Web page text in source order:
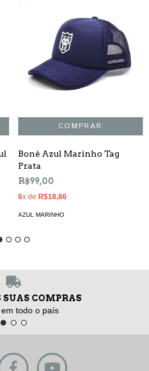
Boné Azul Marinho Tag
Prata
R$99,00
6x de R$18,86
AZUL MARINHO
COMPRAS
todo o país